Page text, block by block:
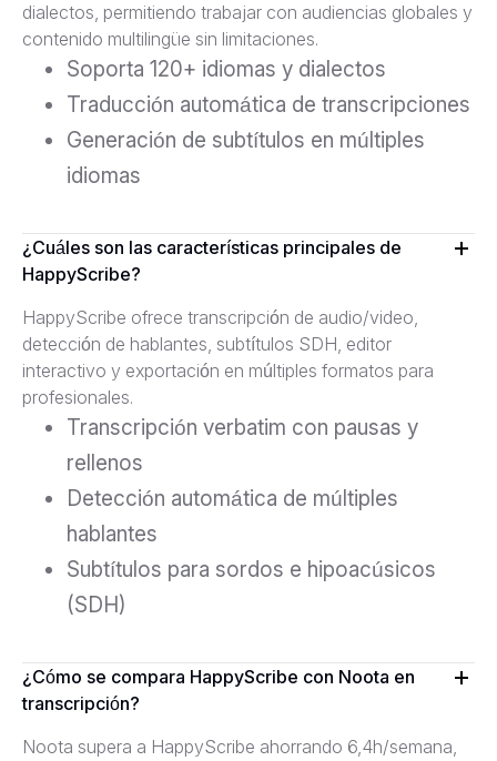
dialectos, permitiendo trabajar con audiencias globales y
contenido multilingüe sin limitaciones.
Soporta 120+ idiomas y dialectos
Traducción automática de transcripciones
Generación de subtítulos en múltiples
idiomas
¿Cuáles son las características principales de
HappyScribe?
HappyScribe ofrece transcripción de audio/video,
detección de hablantes, subtítulos SDH, editor
interactivo y exportación en múltiples formatos para
profesionales.
Transcripción verbatim con pausas y
rellenos
Detección automática de múltiples
hablantes
Subtítulos para sordos e hipoacúsicos
(SDH)
¿Cómo se compara HappyScribe con Noota en
transcripción?
Noota supera a HappyScribe ahorrando 6,4h/semana,